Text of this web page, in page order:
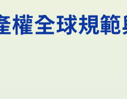
全球規